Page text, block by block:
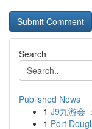
Search
Published News
1 J9九游会
1 Port